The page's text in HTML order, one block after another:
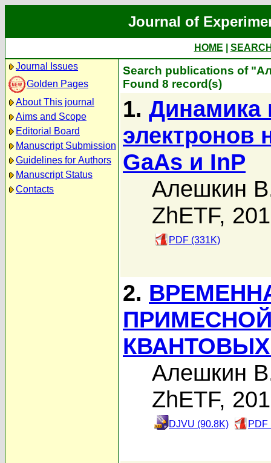
Journal of
HOME
Journal Issues
Golden Pages
About This journal
Aims and Scope
Editorial Board
Manuscript Submission
Guidelines for Authors
Manuscript Status
Contacts
Search publications of
Found 8 record(s)
1. Динамика
электронов
GaAs и InP
Алешкин
ZhETF,
PDF (331K)
2.
Алешкин
ZhETF,
DJVU (90.8K) PDF